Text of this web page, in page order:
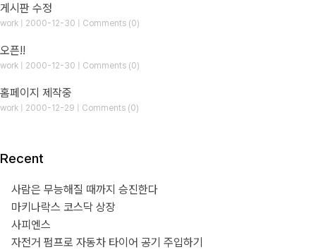
게시판 수정
work | 2000-12-30 | Comments (0)
오픈!!
work | 2000-12-30 | Comments (0)
홈페이지 제작중
work | 2000-12-29 | Comments (0)
Recent
사람은 무능해질 때까지 승진한다
마키나락스 코스닥 상장
사피엔스
자전거 펌프로 자동차 타이어 공기 주입하기